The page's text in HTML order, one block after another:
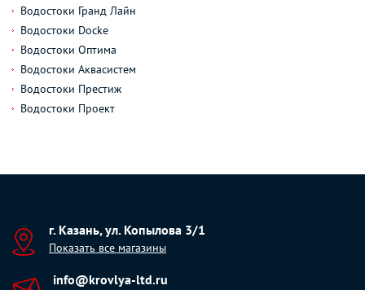
Водостоки Гранд Лайн
Водостоки Docke
Водостоки Оптима
Водостоки Аквасистем
Водостоки Престиж
Водостоки Проект
г. Казань, ул. Копылова 3/1
Показать все магазины
info@krovlya-ltd.ru